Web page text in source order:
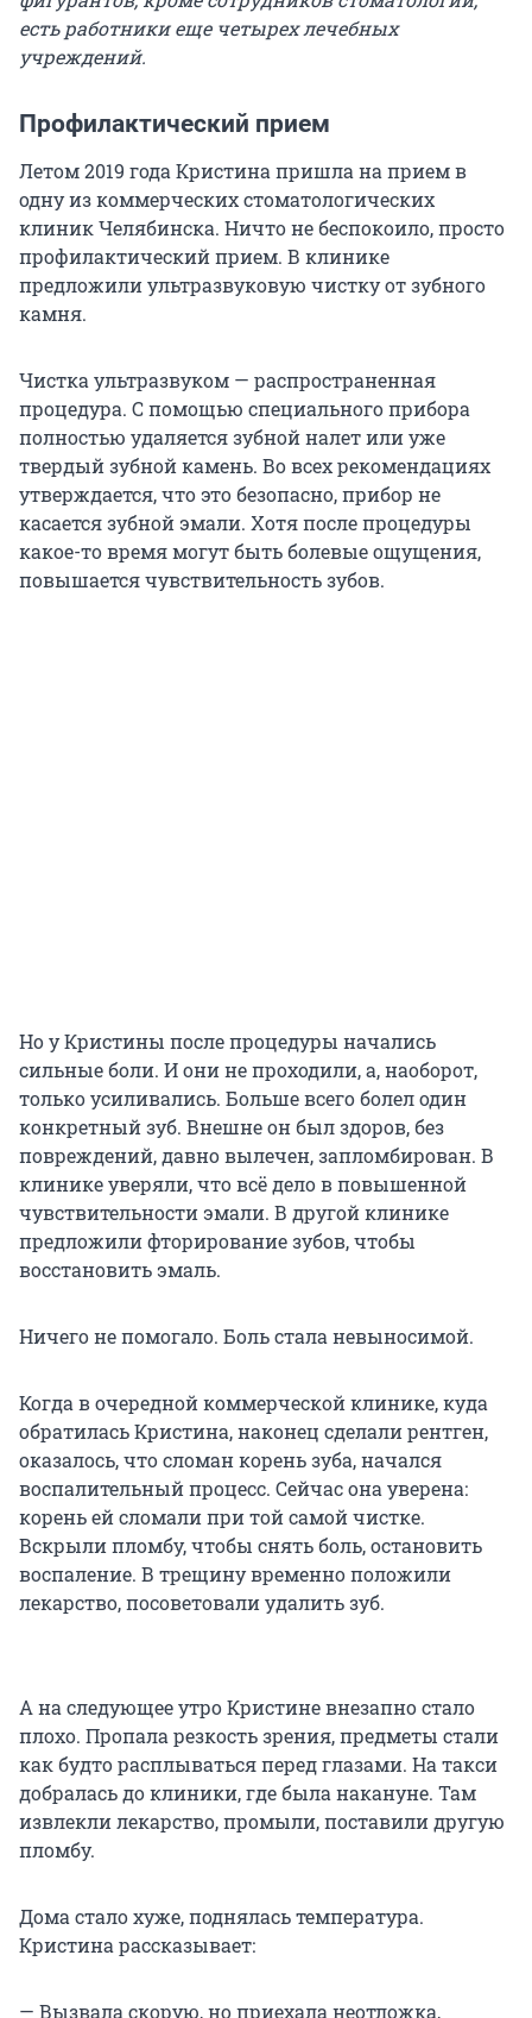
есть работники еще четырех лечебных
учреждений.
Профилактический прием
Летом 2019 года Кристина пришла на прием в
одну из коммерческих стоматологических
клиник Челябинска. Ничто не беспокоило, просто
профилактический прием. В клинике
предложили ультразвуковую чистку от зубного
камня.
Чистка ультразвуком — распространенная
процедура. С помощью специального прибора
полностью удаляется зубной налет или уже
твердый зубной камень. Во всех рекомендациях
утверждается, что это безопасно, прибор не
касается зубной эмали. Хотя после процедуры
какое-то время могут быть болевые ощущения,
повышается чувствительность зубов.
Но у Кристины после процедуры начались
сильные боли. И они не проходили, а, наоборот,
только усиливались. Больше всего болел один
конкретный зуб. Внешне он был здоров, без
повреждений, давно вылечен, запломбирован. В
клинике уверяли, что всё дело в повышенной
чувствительности эмали. В другой клинике
предложили фторирование зубов, чтобы
восстановить эмаль.
Ничего не помогало. Боль стала невыносимой.
Когда в очередной коммерческой клинике, куда
обратилась Кристина, наконец сделали рентген,
оказалось, что сломан корень зуба, начался
воспалительный процесс. Сейчас она уверена:
корень ей сломали при той самой чистке.
Вскрыли пломбу, чтобы снять боль, остановить
воспаление. В трещину временно положили
лекарство, посоветовали удалить зуб.
А на следующее утро Кристине внезапно стало
плохо. Пропала резкость зрения, предметы стали
как будто расплываться перед глазами. На такси
добралась до клиники, где была накануне. Там
извлекли лекарство, промыли, поставили другую
пломбу.
Дома стало хуже, поднялась температура.
Кристина рассказывает:
— Вызвала скорую, но приехала неотложка,